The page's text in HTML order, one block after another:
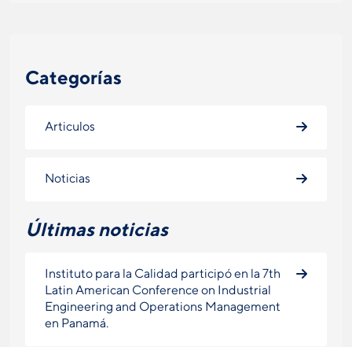
Categorías
Articulos
Noticias
Últimas noticias
Instituto para la Calidad participó en la 7th
Latin American Conference on Industrial
Engineering and Operations Management
en Panamá.